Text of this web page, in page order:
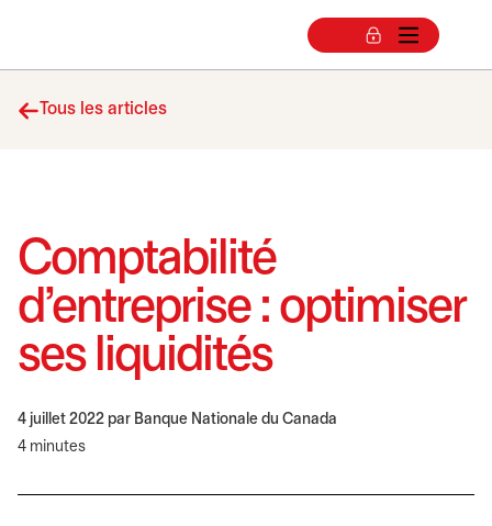
Tous les articles
Comptabilité
d’entreprise : optimiser
ses liquidités
4 juillet 2022 par Banque Nationale du Canada
4 minutes